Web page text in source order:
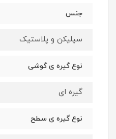
جنس
سیلیکن و پلاستیک
نوع گیره ی گوشی
گیره ای
نوع گیره ی سطح